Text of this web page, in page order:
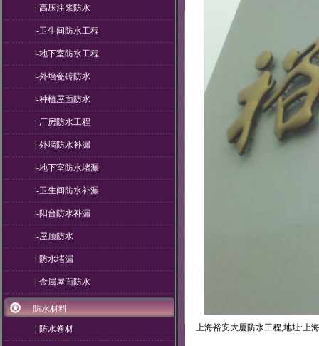
|-高压注浆防水
|-卫生间防水工程
|-地下室防水工程
|-外墙瓷砖防水
|-种植屋面防水
|-厂房防水工程
|-外墙防水补漏
|-地下室防水堵漏
|-卫生间防水补漏
|-阳台防水补漏
|-屋顶防水
|-防水堵漏
|-金属屋面防水
防水材料
|-防水卷材
上海裕安大厦防水工程,地址:上